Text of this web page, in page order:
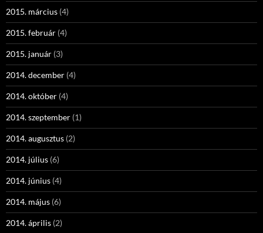
2015. március (4)
2015. február (4)
2015. január (3)
2014. december (4)
2014. október (4)
2014. szeptember (1)
2014. augusztus (2)
2014. július (6)
2014. június (4)
2014. május (6)
2014. április (2)